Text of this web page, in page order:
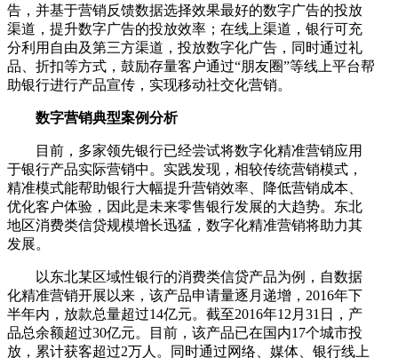
告，并基于营销反馈数据选择效果最好的数字广告的投放
渠道，提升数字广告的投放效率；在线上渠道，银行可充
分利用自由及第三方渠道，投放数字化广告，同时通过礼
品、折扣等方式，鼓励存量客户通过“朋友圈”等线上平台帮
助银行进行产品宣传，实现移动社交化营销。
数字营销典型案例分析
目前，多家领先银行已经尝试将数字化精准营销应用
于银行产品实际营销中。实践发现，相较传统营销模式，
精准模式能帮助银行大幅提升营销效率、降低营销成本、
优化客户体验，因此是未来零售银行发展的大趋势。东北
地区消费类信贷规模增长迅猛，数字化精准营销将助力其
发展。
以东北某区域性银行的消费类信贷产品为例，自数据
化精准营销开展以来，该产品申请量逐月递增，2016年下
半年内，放款总量超过14亿元。截至2016年12月31日，产
品总余额超过30亿元。目前，该产品已在国内17个城市投
放，累计获客超过2万人。同时通过网络、媒体、银行线上